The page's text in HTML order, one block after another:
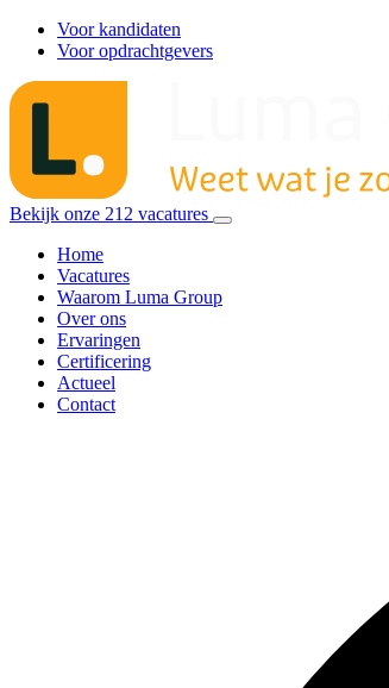
Voor kandidaten
Voor opdrachtgevers
Bekijk onze 212 vacatures
Home
Vacatures
Waarom Luma Group
Over ons
Ervaringen
Certificering
Actueel
Contact